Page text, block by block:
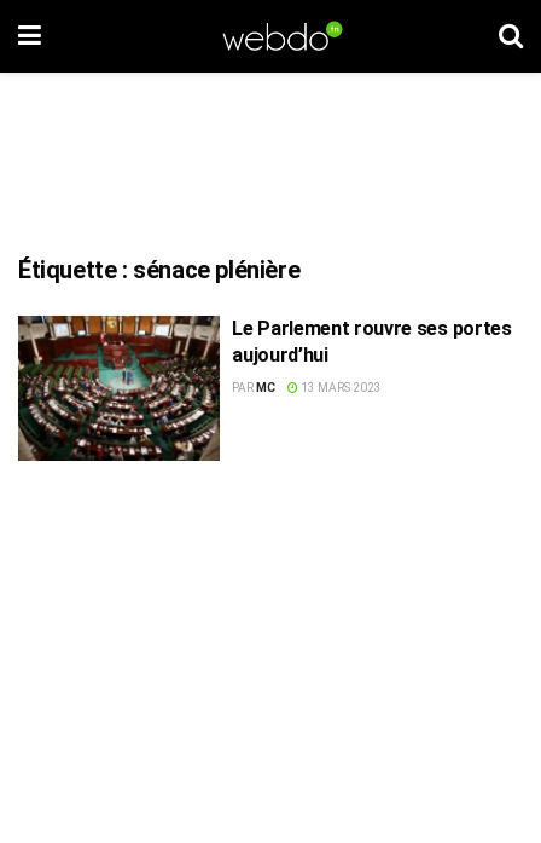
Étiquette : sénace plénière
Le Parlement rouvre ses portes
aujourd’hui
PAR MC 13 MARS 2023